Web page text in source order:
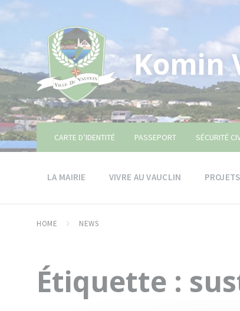
Komin
CARTE D’IDENTITÉ PASSEPORT SÉCURITÉ
LA MAIRIE VIVRE AU VAUCLIN PROJETS
HOME NEWS
Étiquette :